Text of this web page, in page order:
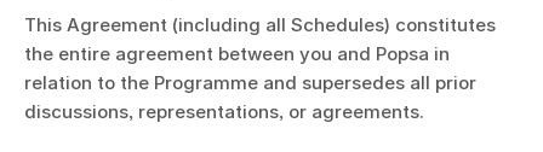
This Agreement (including all Schedules) constitutes
the entire agreement between you and Popsa in
relation to the Programme and supersedes all prior
discussions, representations, or agreements.